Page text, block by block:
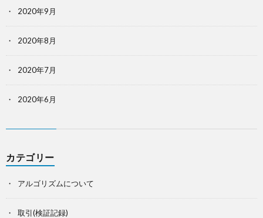
2020年9月
2020年8月
2020年7月
2020年6月
カテゴリー
アルゴリズムについて
取引(検証記録)